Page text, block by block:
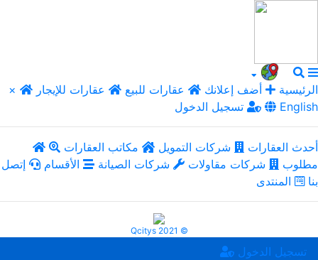
× الرئيسية أضف إعلانك عقارات للبيع
عقارات للإيجار
تسجيل الدخول
English
أحدث العقارات شركات التمويل
مكاتب العقارات
مطلوب
شركات مقاولات شركات الصيانة الأقسام
إتصل
بنا
المنتدى
Qcitys 2021 ©
تسجيل الدخول